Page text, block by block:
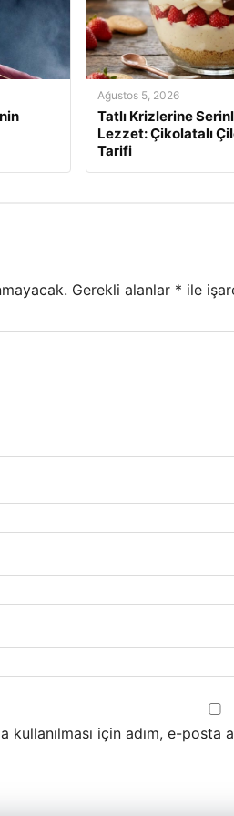
Ağustos 5, 2026
Tatlı Krizlerine
Lezzet: Çikolatalı
Tarifi
Gerekli alanlar * ile
kullanılması için adım, e-